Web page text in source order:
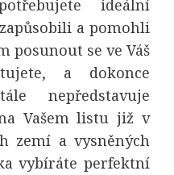
ideální
a pomohli
posunout se ve Váš
a dokonce
nepředstavuje
Vašem listu již v
zemí a vysněných
vybíráte perfektní